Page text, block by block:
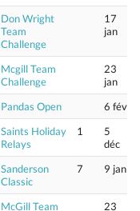
Don Wright
Team
Challenge
17
jan
Mcgill Team
Challenge
23
jan
Pandas Open
6 fév
Saints Holiday
Relays
1
5
déc
Sanderson
Classic
7 9 jan
McGill Team
23